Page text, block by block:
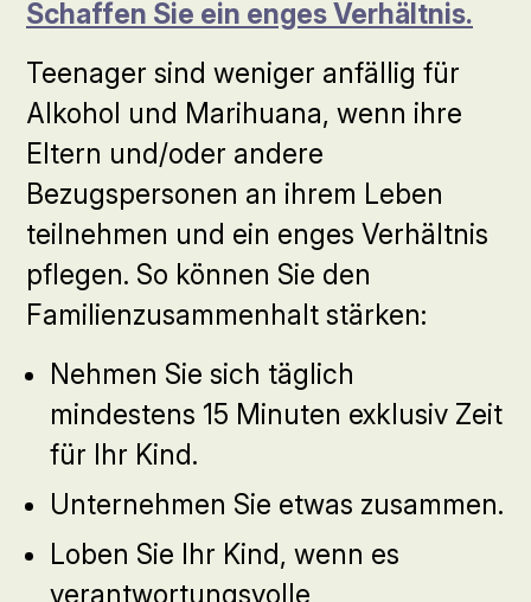
Schaffen Sie ein enges Verhältnis.
Teenager sind weniger anfällig für
Alkohol und Marihuana, wenn ihre
Eltern und/oder andere
Bezugspersonen an ihrem Leben
teilnehmen und ein enges Verhältnis
pflegen. So können Sie den
Familienzusammenhalt stärken:
Nehmen Sie sich täglich
mindestens 15 Minuten exklusiv Zeit
für Ihr Kind.
Unternehmen Sie etwas zusammen.
Loben Sie Ihr Kind, wenn es